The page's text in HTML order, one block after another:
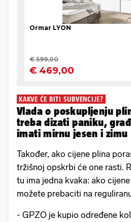
KAKVE ĆE BITI SUBVENCIJE?
Vlada o poskupljenju
treba dizati paniku,
imati mirnu jesen i zimu
Također, ako cijene plina
tržišnoj opskrbi će one rasti.
tu ima jedna kvaka: ako
možete prebaciti na
- GPZO je kupio određene